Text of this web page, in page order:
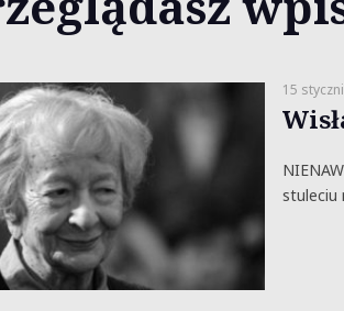
15
stuleciu